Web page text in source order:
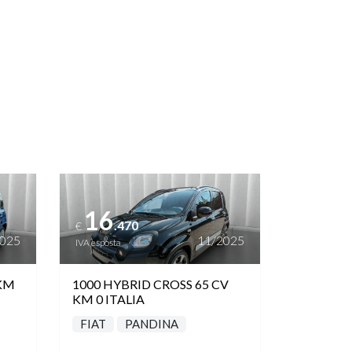
Vedi dettagli
€16.470
IVA esposta 11/2025
1000 HYBRID CROSS 65 CV
KM 0 ITALIA
FIAT PANDINA